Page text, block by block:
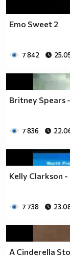
Emo Sweet 2
7 842
Britney Spears
7 836
Kelly Clarkson
7 738
A Cinderella